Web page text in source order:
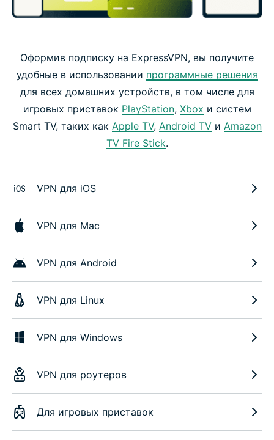
Оформив подписку на ExpressVPN, вы получите
удобные в использовании программные решения
для всех домашних устройств, в том числе для
игровых приставок PlayStation, Xbox и систем
Smart TV, таких как Apple TV, Android TVи Amazon
TV Fire Stick.
VPN для iOS
VPN для Mac
VPN для Android
VPN для Linux
VPN для Windows
VPN для роутеров
Для игровых приставок